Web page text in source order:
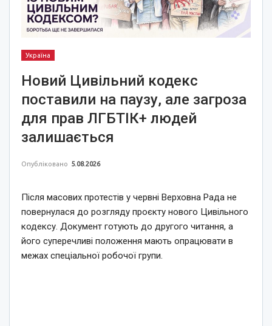
Україна
Новий Цивільний кодекс
поставили на паузу, але загроза
для прав ЛГБТІК+ людей
залишається
Опубліковано 5.08.2026
Після масових протестів у червні Верховна Рада не
повернулася до розгляду проєкту нового Цивільного
кодексу. Документ готують до другого читання, а
його суперечливі положення мають опрацювати в
межах спеціальної робочої групи.